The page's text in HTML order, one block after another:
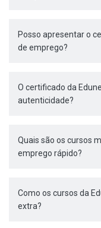
Posso apresentar o
de emprego?
O certificado da
autenticidade?
Quais são os cursos
emprego rápido?
Como os cursos da
extra?